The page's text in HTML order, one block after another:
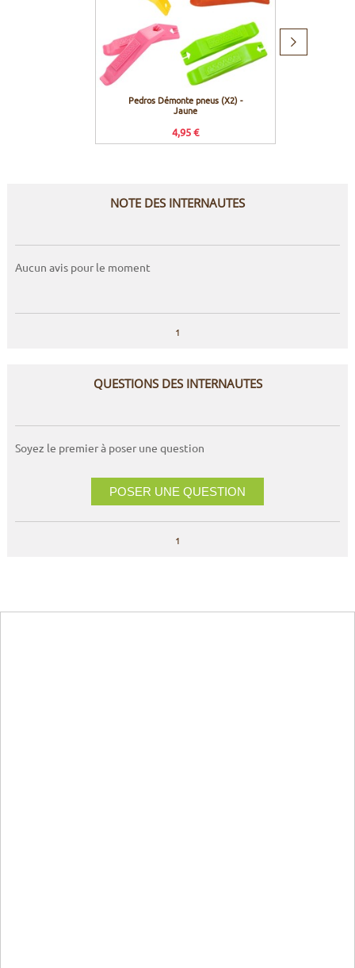
Pedros Démonte pneus (X2) -
Jaune
4,95 €
Produit
NOTE DES INTERNAUTES
Aucun avis pour le moment
1
QUESTIONS DES INTERNAUTES
Soyez le premier à poser une question
POSER UNE QUESTION
1